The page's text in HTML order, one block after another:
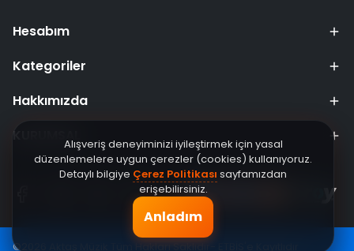
Alışveriş deneyiminizi iyileştirmek için yasal
düzenlemelere uygun çerezler (cookies) kullanıyoruz.
Detaylı bilgiye Çerez Politikası sayfamızdan
erişebilirsiniz.
Anladım
Hesabım
Kategoriler
Hakkımızda
KURUMSAL
©2026 Aktaş Müzik Tüm Hakları Saklıdır- ETBİS'e Kayıtlıdır